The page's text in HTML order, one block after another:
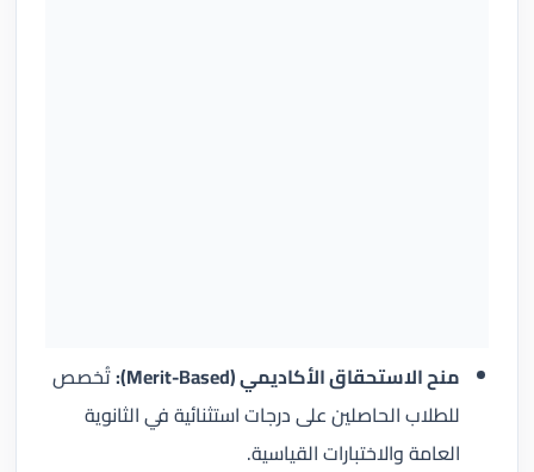
منح الاستحقاق الأكاديمي (Merit-Based):
تُخصص
للطلاب الحاصلين على درجات استثنائية في الثانوية
العامة والاختبارات القياسية.